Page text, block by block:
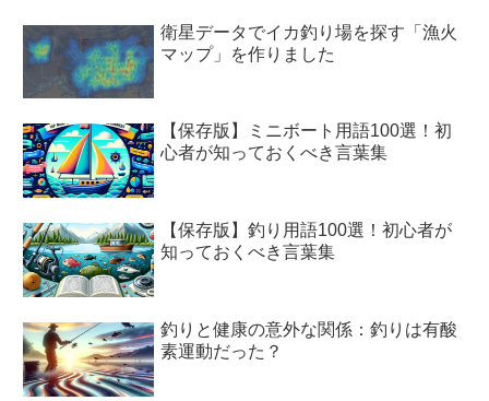
衛星データでイカ釣り場を探す「漁火
マップ」を作りました
【保存版】ミニボート用語100選！初
心者が知っておくべき言葉集
【保存版】釣り用語100選！初心者が
知っておくべき言葉集
釣りと健康の意外な関係：釣りは有酸
素運動だった？